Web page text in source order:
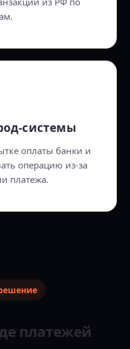
системы
оплаты банки и
операцию из-за
платежа.
платежей